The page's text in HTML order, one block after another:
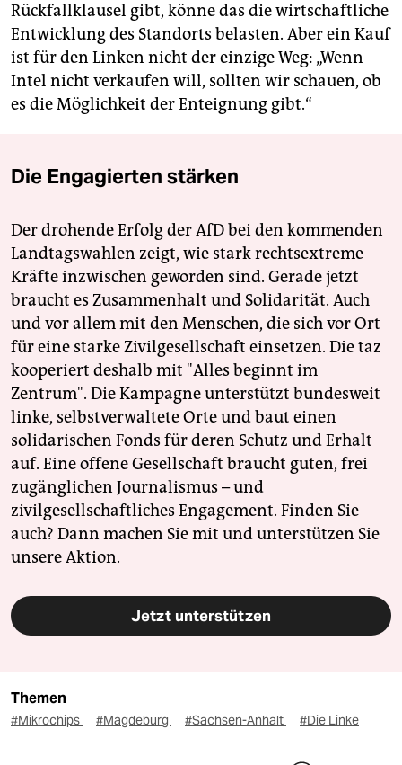
Rückfallklausel gibt, könne das die wirtschaftliche
Entwicklung des Standorts belasten. Aber ein Kauf
ist für den Linken nicht der einzige Weg: „Wenn
Intel nicht verkaufen will, sollten wir schauen, ob
es die Möglichkeit der Enteignung gibt.“
Die Engagierten stärken
Der drohende Erfolg der AfD bei den kommenden
Landtagswahlen zeigt, wie stark rechtsextreme
Kräfte inzwischen geworden sind. Gerade jetzt
braucht es Zusammenhalt und Solidarität. Auch
und vor allem mit den Menschen, die sich vor Ort
für eine starke Zivilgesellschaft einsetzen. Die taz
kooperiert deshalb mit "Alles beginnt im
Zentrum". Die Kampagne unterstützt bundesweit
linke, selbstverwaltete Orte und baut einen
solidarischen Fonds für deren Schutz und Erhalt
auf. Eine offene Gesellschaft braucht guten, frei
zugänglichen Journalismus – und
zivilgesellschaftliches Engagement. Finden Sie
auch? Dann machen Sie mit und unterstützen Sie
unsere Aktion.
Jetzt unterstützen
Themen
#Mikrochips #Magdeburg #Sachsen-Anhalt #Die Linke